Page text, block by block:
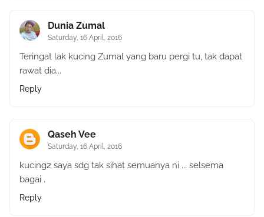
Dunia Zumal
Saturday, 16 April, 2016
Teringat lak kucing Zumal yang baru pergi tu, tak dapat
rawat dia...
Reply
Qaseh Vee
Saturday, 16 April, 2016
kucing2 saya sdg tak sihat semuanya ni ... selsema
bagai .
Reply